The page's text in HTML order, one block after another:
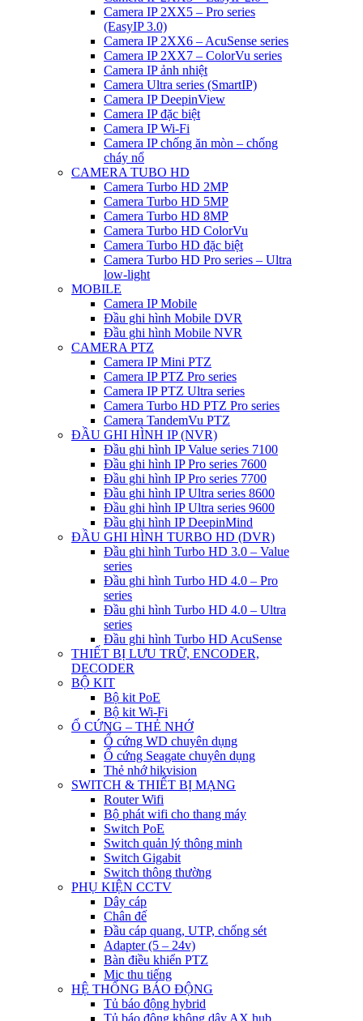
Camera IP 2XX5 – Pro series
(EasyIP 3.0)
Camera IP 2XX6 – AcuSense series
Camera IP 2XX7 – ColorVu series
Camera IP ảnh nhiệt
Camera Ultra series (SmartIP)
Camera IP DeepinView
Camera IP đặc biệt
Camera IP Wi-Fi
Camera IP chống ăn mòn – chống
cháy nổ
CAMERA TUBO HD
Camera Turbo HD 2MP
Camera Turbo HD 5MP
Camera Turbo HD 8MP
Camera Turbo HD ColorVu
Camera Turbo HD đặc biệt
Camera Turbo HD Pro series – Ultra
low-light
MOBILE
Camera IP Mobile
Đầu ghi hình Mobile DVR
Đầu ghi hình Mobile NVR
CAMERA PTZ
Camera IP Mini PTZ
Camera IP PTZ Pro series
Camera IP PTZ Ultra series
Camera Turbo HD PTZ Pro series
Camera TandemVu PTZ
ĐẦU GHI HÌNH IP (NVR)
Đầu ghi hình IP Value series 7100
Đầu ghi hình IP Pro series 7600
Đầu ghi hình IP Pro series 7700
Đầu ghi hình IP Ultra series 8600
Đầu ghi hình IP Ultra series 9600
Đầu ghi hình IP DeepinMind
ĐẦU GHI HÌNH TURBO HD (DVR)
Đầu ghi hình Turbo HD 3.0 – Value
series
Đầu ghi hình Turbo HD 4.0 – Pro
series
Đầu ghi hình Turbo HD 4.0 – Ultra
series
Đầu ghi hình Turbo HD AcuSense
THIẾT BỊ LƯU TRỮ, ENCODER,
DECODER
BỘ KIT
Bộ kit PoE
Bộ kit Wi-Fi
Ổ CỨNG – THẺ NHỚ
Ổ cứng WD chuyên dụng
Ổ cứng Seagate chuyên dụng
Thẻ nhớ hikvision
SWITCH & THIẾT BỊ MẠNG
Router Wifi
Bộ phát wifi cho thang máy
Switch PoE
Switch quản lý thông minh
Switch Gigabit
Switch thông thường
PHỤ KIỆN CCTV
Dây cáp
Chân đế
Đầu cáp quang, UTP, chống sét
Adapter (5 – 24v)
Bàn điều khiển PTZ
Mic thu tiếng
HỆ THỐNG BÁO ĐỘNG
Tủ báo động hybrid